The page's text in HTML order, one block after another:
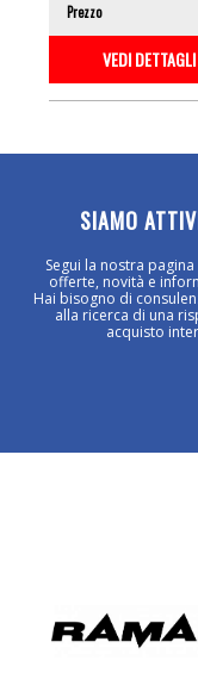
Prezzo
VEDI DETTAGLI
SIAMO
Segui la nostra
offerte, novità e
Hai bisogno di
alla ricerca di una
acquisto